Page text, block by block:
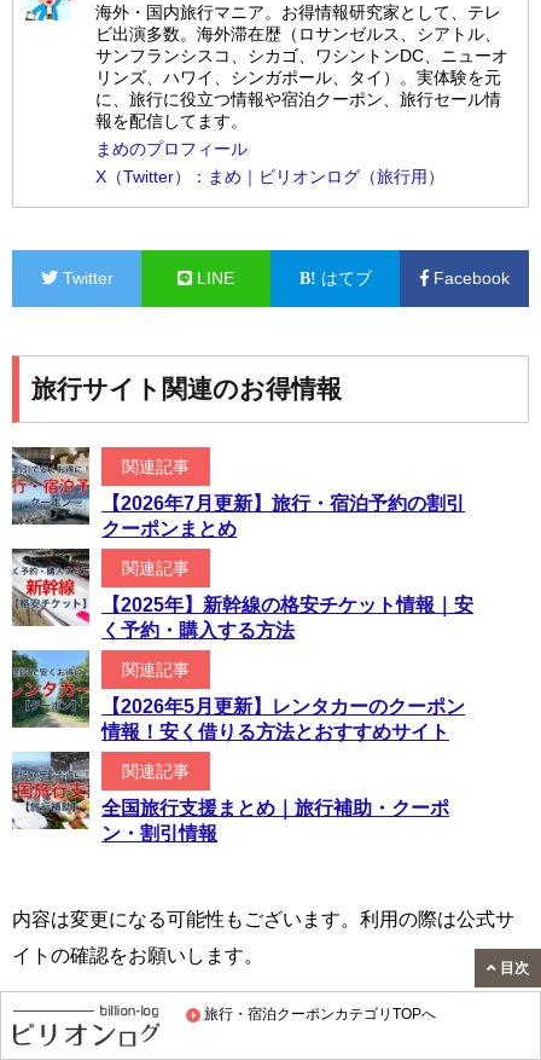
旅行・宿泊クーポンカテゴリTOPへ
海外・国内旅行マニア。お得情報研究家として、テレ
ビ出演多数。海外滞在歴（ロサンゼルス、シアトル、
サンフランシスコ、シカゴ、ワシントンDC、ニューオ
リンズ、ハワイ、シンガポール、タイ）。実体験を元
に、旅行に役立つ情報や宿泊クーポン、旅行セール情
報を配信してます。
まめのプロフィール
X（Twitter）：まめ｜ビリオンログ（旅行用）
Twitter LINE はてブ Facebook
旅行サイト関連のお得情報
関連記事
【2026年7月更新】旅行・宿泊予約の割引
クーポンまとめ
関連記事
【2025年】新幹線の格安チケット情報｜安
く予約・購入する方法
関連記事
【2026年5月更新】レンタカーのクーポン
情報！安く借りる方法とおすすめサイト
関連記事
全国旅行支援まとめ｜旅行補助・クーポ
ン・割引情報
内容は変更になる可能性もございます。利用の際は公式サ
イトの確認をお願いします。
ホーム > 旅行・お出かけ > 旅行・宿泊クーポン
>
ドーミーインに格安料金で安く泊まる方法｜クーポンや割引でお得に予約
目次